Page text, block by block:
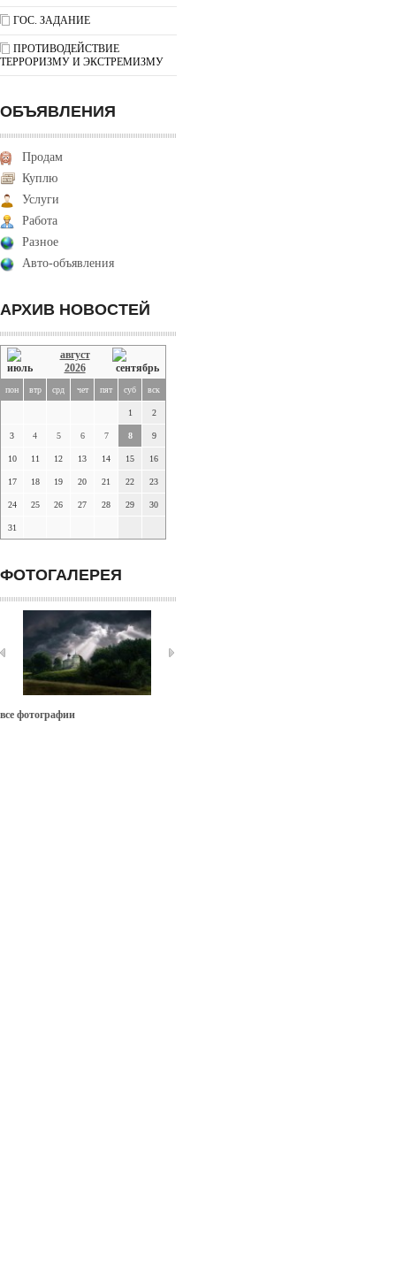
ГОС. ЗАДАНИЕ
ПРОТИВОДЕЙСТВИЕ
ТЕРРОРИЗМУ И ЭКСТРЕМИЗМУ
ОБЪЯВЛЕНИЯ
Продам
Куплю
Услуги
Работа
Разное
Авто-объявления
АРХИВ НОВОСТЕЙ
август
2026
пон втр срд чет пят суб вск
1 2
3 4 5 6 7 8 9
10 11 12 13 14 15 16
17 18 19 20 21 22 23
24 25 26 27 28 29 30
31
ФОТОГАЛЕРЕЯ
все фотографии